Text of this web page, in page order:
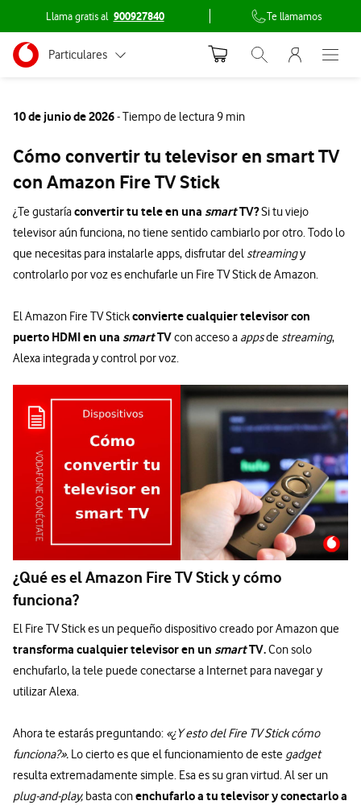
Llama gratis al 900927840 Te llamamos
Ir a la pagina principal de vodafone.es
Menu navegación Segmento
Particulares
y AA.PP.
Abrir buscador.
Menu
Abre
10 de junio de 2026- Tiempo de lectura 9 min
Cómo convertir tu televisor en smart TV
con Amazon Fire TV Stick
¿Te gustaríaconvertir tu tele en una smartTV?Si tu viejo
televisor aún funciona, no tiene sentido cambiarlo por otro. Todo lo
que necesitas para instalarle apps, disfrutar del streamingy
controlarlo por voz es enchufarle un Fire TV Stick de Amazon.
El Amazon Fire TV Stickconvierte cualquier televisor con
puerto HDMI en una smartTVcon acceso a appsde streaming,
Alexa integrada y control por voz.
¿Qué es el Amazon Fire TV Stick y cómo
funciona?
El Fire TV Stick es un pequeño dispositivo creado por Amazon que
transforma cualquier televisor en un smartTV.Con solo
enchufarlo, la tele puede conectarse a Internet para navegar y
utilizar Alexa.
Ahora te estarás preguntando: «¿Y esto del Fire TV Stick cómo
funciona?». Lo cierto es que el funcionamiento de este gadget
resulta extremadamente simple. Esa es su gran virtud. Al ser un
plug-and-play, basta conenchufarlo a tu televisor y conectarlo a